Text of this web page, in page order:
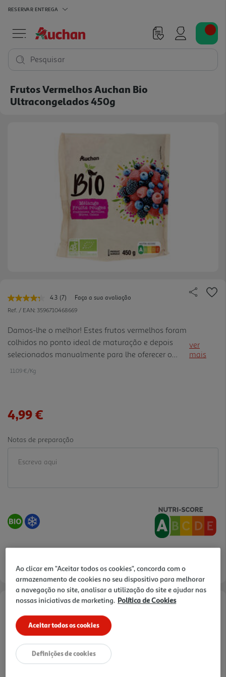
RESERVAR ENTREGA
Pesquisar
Frutos Vermelhos Auchan Bio
Ultracongelados 450g
4.3 Leu
7
Link
para
a
mesma
página.
(7)
Faça a sua avaliação
Ref. / EAN: 3596710468669
Damos-lhe o melhor! Estes frutos vermelhos foram
colhidos no ponto ideal de maturação e depois
selecionados manualmente para lhe oferecer o
melhor! Damos-lhe ainda mais! Use esta mistura
ver
mais
11.09 €/Kg
4,99 €
Notas de preparação
Informações de Marketing
Damos-lhe o melhor! Estes frutos vermelhos foram colhidos no
ponto ideal de maturação e depois selecionados manualmente
para lhe oferecer o melhor! Damos-lhe ainda mais! Use esta
mistura ligeiramente acidulada na preparação das suas tartes,
Ao clicar em "Aceitar todos os cookies", concorda com o
armazenamento de cookies no seu dispositivo para melhorar
a navegação no site, analisar a utilização do site e ajudar nas
nossas iniciativas de marketing. Política de Cookies
Aceitar todos os cookies
Definições de cookies